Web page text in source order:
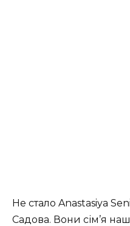
Не стало Anastasiya
Садова. Вони сім’я